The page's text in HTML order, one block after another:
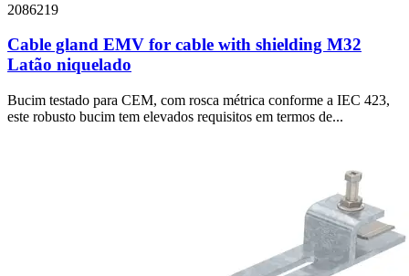
2086219
Cable gland EMV for cable with shielding M32
Latão niquelado
Bucim testado para CEM, com rosca métrica conforme a IEC 423,
este robusto bucim tem elevados requisitos em termos de...